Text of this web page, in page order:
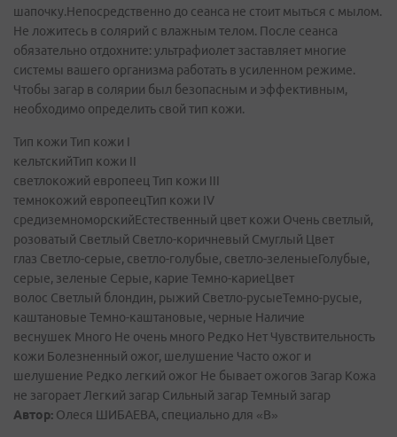
шапочку.Непосредственно до сеанса не стоит мыться с мылом.
Не ложитесь в солярий с влажным телом. После сеанса
обязательно отдохните: ультрафиолет заставляет многие
системы вашего организма работать в усиленном режиме.
Чтобы загар в солярии был безопасным и эффективным,
необходимо определить свой тип кожи.
Тип кожи Тип кожи I
кельтскийТип кожи II
светлокожий европеец Тип кожи III
темнокожий европеецТип кожи IV
средиземноморскийЕстественный цвет кожи Очень светлый,
розоватый Светлый Светло-коричневый Смуглый Цвет
глаз Светло-серые, светло-голубые, светло-зеленыеГолубые,
серые, зеленые Серые, карие Темно-кариеЦвет
волос Светлый блондин, рыжий Светло-русыеТемно-русые,
каштановые Темно-каштановые, черные Наличие
веснушек Много Не очень много Редко Нет Чувствительность
кожи Болезненный ожог, шелушение Часто ожог и
шелушение Редко легкий ожог Не бывает ожогов Загар Кожа
не загорает Легкий загар Сильный загар Темный загар
Автор: Олеся ШИБАЕВА, специально для «В»